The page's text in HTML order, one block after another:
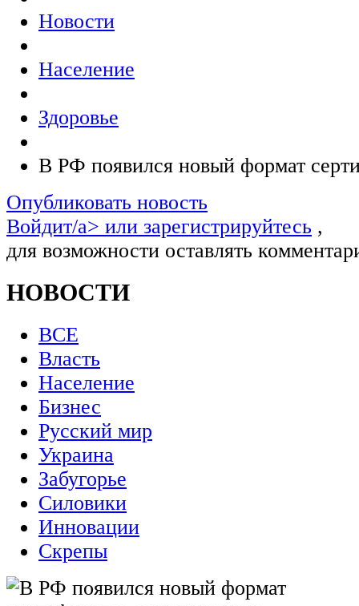
Новости
Население
Здоровье
В РФ появился новый формат
Опубликовать новость
Войдит/a> или зарегистрируйтесь ,
для возможности оставлять
НОВОСТИ
ВСЕ
Власть
Население
Бизнес
Русский мир
Украина
Забугорье
Силовики
Инновации
Скрепы